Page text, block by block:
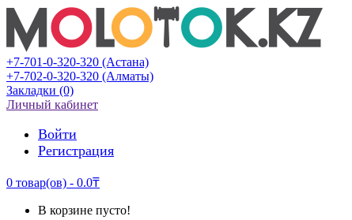
+7-701-0-320-320 (Астана)
+7-702-0-320-320 (Алматы)
Закладки (0)
Личный кабинет
Войти
Регистрация
0 товар(ов) - 0.0₸
В корзине пусто!